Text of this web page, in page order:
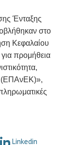
Ένταξης
στο
Κεφαλαίου
προμήθεια
(ΕΠΑνΕΚ)»,
Linkedin